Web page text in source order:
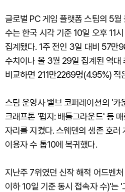
글로벌 PC 게임 플랫폼 스팀의 5월
수는 한국 시각 기준 10일 오후 11
집계됐다. 1주 전인 3일 대비 57만
수치이나 올 3월 29일 집계된 역
비교하면 211만2269명(4.95%) 적
스팀 운영사 밸브 코퍼레이션의 '카
크래프톤 '펍지: 배틀그라운드' 등
자리를 지켰다. 스웨덴의 생존 호러
이용자 수 톱10에 복귀했다.
지난주 7위였던 신작 해적 어드벤
이하 10일 기준 동시 접속자 수)'는